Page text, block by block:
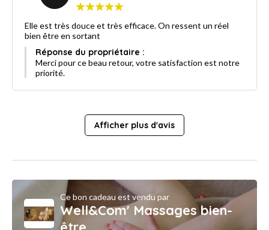
Elle est très douce et très efficace. On ressent un réel
bien être en sortant
Réponse du propriétaire :
Merci pour ce beau retour, votre satisfaction est notre
priorité.
Afficher plus d'avis
Ce bon cadeau est vendu par
Well&Com' Massages bien-